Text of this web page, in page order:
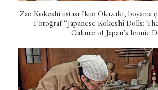
Zao Kokeshi ustası Ikuo Okazaki, boyama
- Fotoğraf “Japanese Kokeshi Dolls:
Culture of Japan’s Iconic